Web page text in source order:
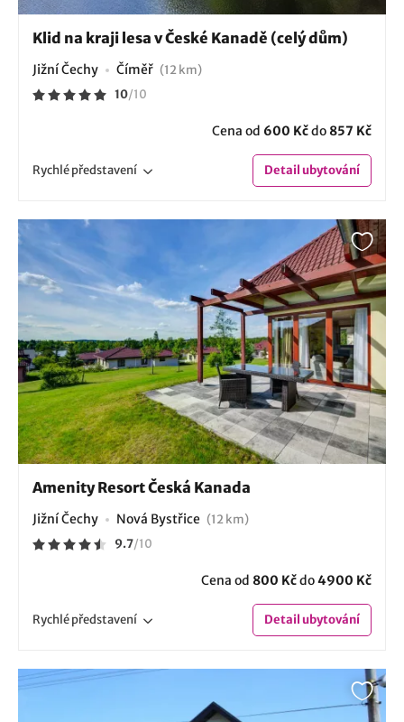
Klid na kraji lesa v České Kanadě (celý dům)
Jižní Čechy Číměř (12 km)
10/10
Cena od 600 Kčdo 857 Kč
Rychlépředstavení Detailubytování
Amenity Resort Česká Kanada
Jižní Čechy Nová Bystřice (12 km)
9.7/10
Cena od 800 Kčdo4900 Kč
Rychlépředstavení Detailubytování